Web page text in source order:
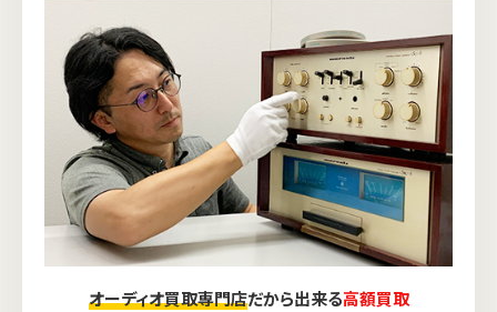
オーディオ買取専門店だから出来る高額買取